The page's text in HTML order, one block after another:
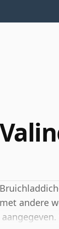
andere